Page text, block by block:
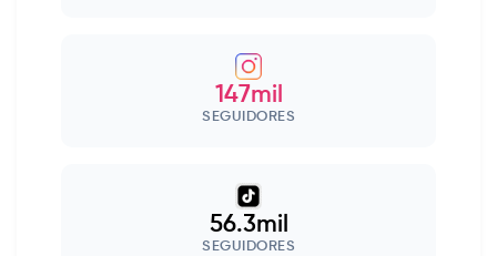
147mil
SEGUIDORES
56.3mil
SEGUIDORES